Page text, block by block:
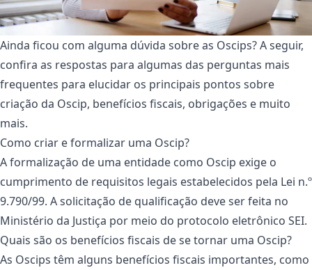
Ainda ficou com alguma dúvida sobre as Oscips? A seguir,
confira as respostas para algumas das perguntas mais
frequentes para elucidar os principais pontos sobre
criação da Oscip, benefícios fiscais, obrigações e muito
mais.
Como criar e formalizar uma Oscip?
A formalização de uma entidade como Oscip exige o
cumprimento de requisitos legais estabelecidos pela Lei n.º
9.790/99. A solicitação de qualificação deve ser feita no
Ministério da Justiça por meio do protocolo eletrônico SEI.
Quais são os benefícios fiscais de se tornar uma Oscip?
As Oscips têm alguns benefícios fiscais importantes, como